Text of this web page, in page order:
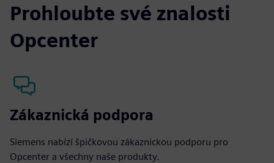
Prohloubte své znalosti
Opcenter
Zákaznická podpora
Siemens nabízí špičkovou zákaznickou podporu pro
Opcenter a všechny naše produkty.